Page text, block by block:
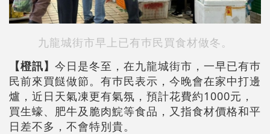
九龍城街市早上已有巿民買食材做冬。
【橙訊】 今日是冬至，在九龍城街市，一早已有巿
民前來買餸做節。有巿民表示，今晚會在家中打邊
爐，近日天氣凍更有氣氛，預計花費約1000元，
買生蠔、肥牛及脆肉鯇等食品，又指食材價格和平
日差不多，不會特別貴。